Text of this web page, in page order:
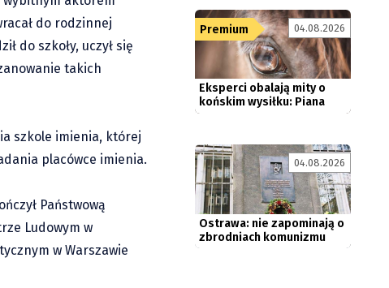
do rodzinnej
do szkoły, uczył się
takich
szkole imienia, której
placówce imienia.
Państwową
Ludowym w
w Warszawie
Premium 04.08.2026
Eksperci obalają mity o
końskim wysiłku: Piana
04.08.2026
Ostrawa: nie zapominają o
zbrodniach komunizmu